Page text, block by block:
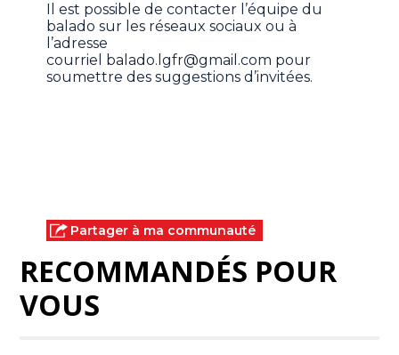
Il est possible de contacter l’équipe du
balado sur les réseaux sociaux ou à
l’adresse
courriel balado.lgfr@gmail.com pour
soumettre des suggestions d’invitées.
Partager à ma communauté
RECOMMANDÉS POUR
VOUS